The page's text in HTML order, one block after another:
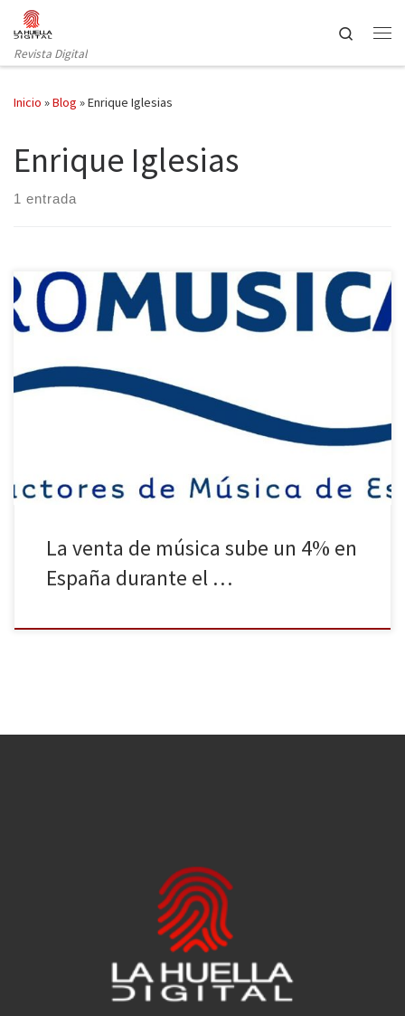
Saltar al contenido
Revista Digital
Search
Inicio »Blog »Enrique Iglesias
Enrique Iglesias
1 entrada
corazón’, de Enrique Iglesias, la canción más escuchada en lo que
llevamos de añoPor tercer año consecutivo, la venta de música
grabada en España experimenta una ligera recuperación en
La venta de música sube un 4% en
España durante el …